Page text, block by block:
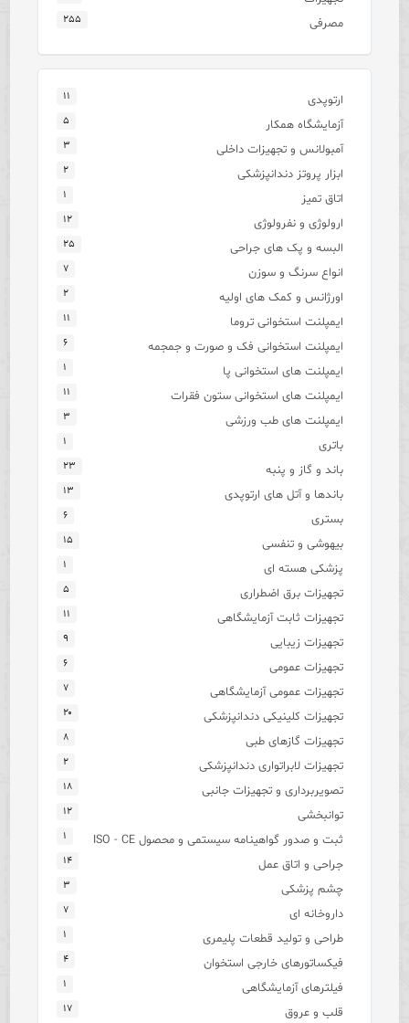
مصرفی ۲۵۵
ارتوپدی ۱۱
آزمایشگاه همکار ۵
آمبولانس و تجهیزات داخلی ۳
ابزار پروتز دندانپزشکی ۲
اتاق تمیز ۱
ارولوژی و نفرولوژی ۱۲
البسه و پک های جراحی ۲۵
انواع سرنگ و سوزن ۷
اورژانس و کمک های اولیه ۲
ایمپلنت استخوانی تروما ۱۱
ایمپلنت استخوانی فک و صورت و جمجمه ۶
ایمپلنت های استخوانی پا ۱
ایمپلنت های استخوانی ستون فقرات ۱۱
ایمپلنت های طب ورزشی ۳
باتری ۱
باند و گاز و پنبه ۲۳
باندها و آتل های ارتوپدی ۱۳
بستری ۶
بیهوشی و تنفسی ۱۵
پزشکی هسته ای ۱
تجهیزات برق اضطراری ۵
تجهیزات ثابت آزمایشگاهی ۱۱
تجهیزات زیبایی ۹
تجهیزات عمومی ۶
تجهیزات عمومی آزمایشگاهی ۷
تجهیزات کلینیکی دندانپزشکی ۲۰
تجهیزات گازهای طبی ۸
تجهیزات لابراتواری دندانپزشکی ۲
تصویربرداری و تجهیزات جانبی ۱۸
توانبخشی ۱۲
ثبت و صدور گواهینامه سیستمی و محصول ISO - CE ۱
جراحی و اتاق عمل ۱۴
چشم پزشکی ۳
داروخانه ای ۷
طراحی و تولید قطعات پلیمری ۱
فیکساتورهای خارجی استخوان ۴
فیلترهای آزمایشگاهی ۱
قلب و عروق ۱۷